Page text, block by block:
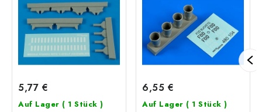
5,77 €
Auf Lager ( 1 Stück )
6,55 €
Auf Lager ( 1 Stück )